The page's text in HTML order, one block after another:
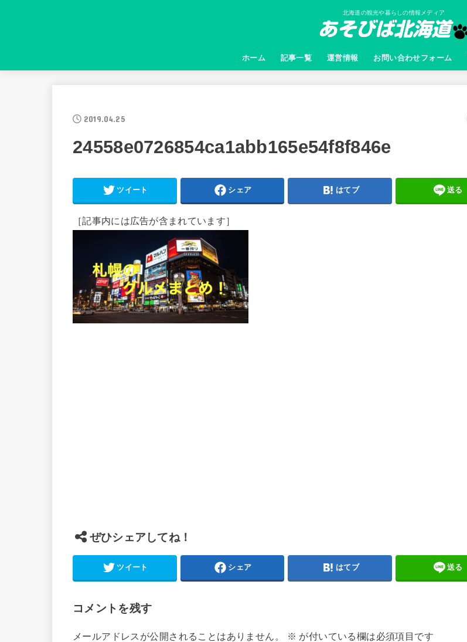
北海道の観光や暮らしの情報メディア
ホーム 記事一覧 運営情報 お問い合わせフォーム
2019.04.25
24558e0726854ca1abb165e54f8f846e
ツイート シェア はてブ 送る
［記事内には広告が含まれています］
ぜひシェアしてね！
ツイート シェア はてブ 送る
コメントを残す
メールアドレスが公開されることはありません。 ※ が付いている欄は必須項目です